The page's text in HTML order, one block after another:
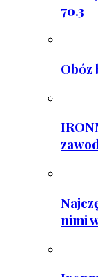
70.3
Obóz
nimi